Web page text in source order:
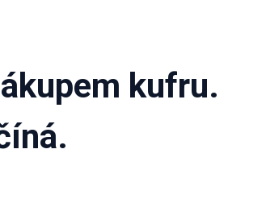
kufru.